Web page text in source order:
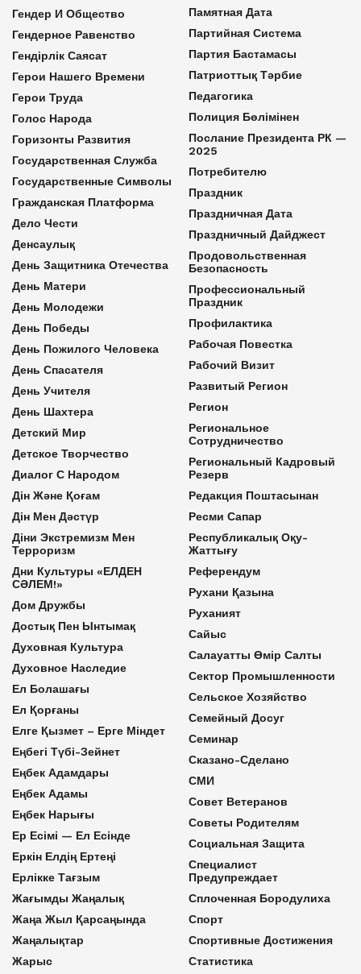
Гендер И Общество
Гендерное Равенство
Гендірлік Саясат
Герои Нашего Времени
Герои Труда
Голос Народа
Горизонты Развития
Государственная Служба
Государственные Символы
Гражданская Платформа
Дело Чести
Денсаулық
День Защитника Отечества
День Матери
День Молодежи
День Победы
День Пожилого Человека
День Спасателя
День Учителя
День Шахтера
Детский Мир
Детское Творчество
Диалог С Народом
Дін Және Қоғам
Дін Мен Дәстүр
Діни Экстремизм Мен
Терроризм
Дни Культуры «ЕЛДЕН
СӘЛЕМ!»
Дом Дружбы
Достық Пен Ынтымақ
Духовная Культура
Духовное Наследие
Ел Болашағы
Ел Қорғаны
Елге Қызмет – Ерге Міндет
Еңбегі Түбі-Зейнет
Еңбек Адамдары
Еңбек Адамы
Еңбек Нарығы
Ер Есімі — Ел Есінде
Еркін Елдің Ертеңі
Ерлікке Тағзым
Жағымды Жаңалық
Жаңа Жыл Қарсаңында
Жаңалықтар
Жарыс
Памятная Дата
Партийная Система
Партия Бастамасы
Патриоттық Тәрбие
Педагогика
Полиция Бөлімінен
Послание Президента РК —
2025
Потребителю
Праздник
Праздничная Дата
Праздничный Дайджест
Продовольственная
Безопасность
Профессиональный
Праздник
Профилактика
Рабочая Повестка
Рабочий Визит
Развитый Регион
Регион
Региональное
Сотрудничество
Региональный Кадровый
Резерв
Редакция Поштасынан
Ресми Сапар
Республикалық Оқу-
Жаттығу
Референдум
Рухани Қазына
Руханият
Сайыс
Салауатты Өмір Салты
Сектор Промышленности
Сельское Хозяйство
Семейный Досуг
Семинар
Сказано-Сделано
СМИ
Совет Ветеранов
Советы Родителям
Социальная Защита
Специалист
Предупреждает
Сплоченная Бородулиха
Спорт
Спортивные Достижения
Статистика